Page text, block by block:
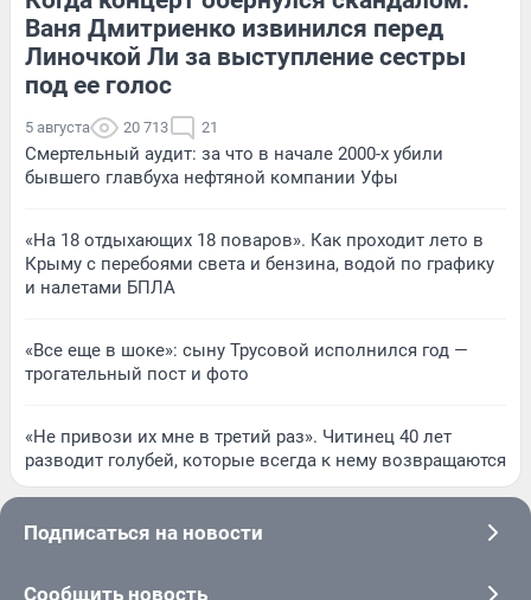
Ваня Дмитриенко извинился перед
Линочкой Ли за выступление сестры
под ее голос
5 августа 20 713 21
Смертельный аудит: за что в начале 2000-х убили
бывшего главбуха нефтяной компании Уфы
«На 18 отдыхающих 18 поваров». Как проходит лето в
Крыму с перебоями света и бензина, водой по графику
и налетами БПЛА
«Все еще в шоке»: сыну Трусовой исполнился год —
трогательный пост и фото
«Не привози их мне в третий раз». Читинец 40 лет
разводит голубей, которые всегда к нему возвращаются
Подписаться на новости
Сообщить новость